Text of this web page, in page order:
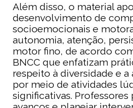
Além disso, o material
desenvolvimento de
socioemocionais e
autonomia, atenção,
motor fino, de acordo
BNCC que enfatizam
respeito à diversidade e a
por meio de atividades
significativas.